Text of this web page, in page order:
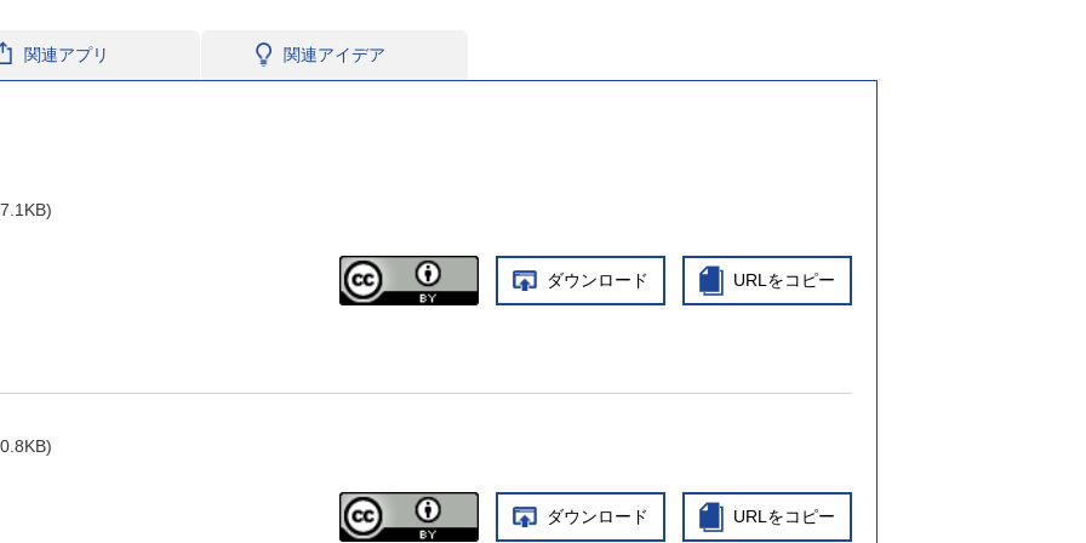
関連アプリ 関連アイデア
ダウンロード URLをコピー
ダウンロード URLをコピー